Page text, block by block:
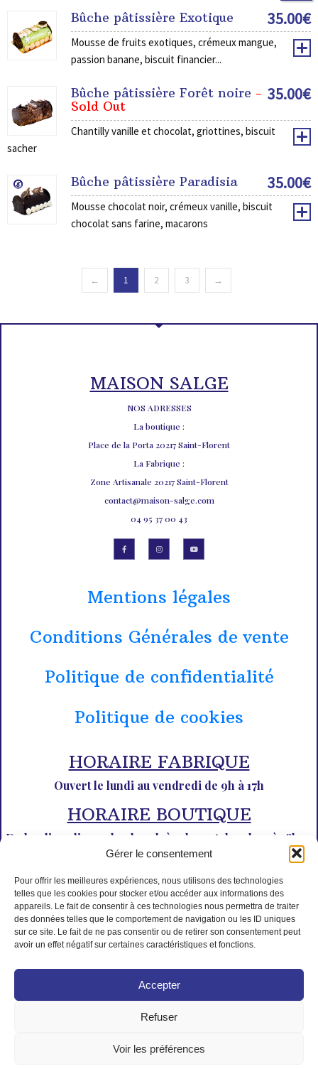
Gérer le consentement
Pour offrir les meilleures expériences, nous utilisons des technologies
telles que les cookies pour stocker et/ou accéder aux informations des
appareils. Le fait de consentir à ces technologies nous permettra de traiter
des données telles que le comportement de navigation ou les ID uniques
sur ce site. Le fait de ne pas consentir ou de retirer son consentement peut
avoir un effet négatif sur certaines caractéristiques et fonctions.
Accepter
Refuser
Voir les préférences
Bûche pâtissière Exotique 35.00€
Mousse de fruits exotiques, crémeux mangue,
passion banane, biscuit financier...
Bûche pâtissière Forêt noire -
Sold Out
35.00€
Chantilly vanille et chocolat, griottines, biscuit
sacher
Bûche pâtissière Paradisia 35.00€
Mousse chocolat noir, crémeux vanille, biscuit
chocolat sans farine, macarons
← 1 2 3 →
MAISON SALGE
NOS ADRESSES
La boutique :
Place de la Porta 20217 Saint-Florent
La Fabrique :
Zone Artisanale 20217 Saint-Florent
contact@maison-salge.com
04 95 37 00 43
Mentions légales
Conditions Générales de vente
Politique de confidentialité
Politique de cookies
HORAIRE FABRIQUE
Ouvert le lundi au vendredi de 9h à 17h
HORAIRE BOUTIQUE
Du lundi au dimanche de 10h à 12h30 et de 14h30 à 18h30
PAIEMENT SÉCURISÉ